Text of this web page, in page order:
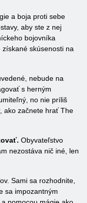
a boja proti sebe
aby ste z nej
bojovníka
skúsenosti na
nebude na
s herným
no nie príliš
ako začnete hrať The
Obyvateľstvo
nezostáva nič iné, len
Sami sa rozhodnite,
sa impozantným